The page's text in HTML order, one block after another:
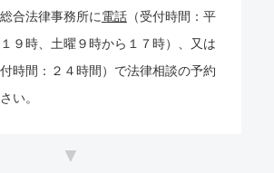
合法律事務所に電話（受付時間：平
９時、土曜９時から１７時）、又は
時間：２４時間）で法律相談の予約
い。